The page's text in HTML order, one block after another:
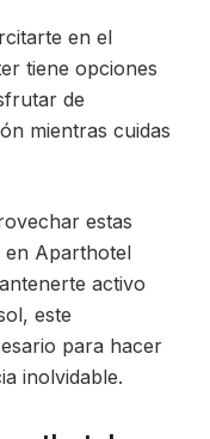
en el
tiene opciones
de
mientras cuidas
estas
en Aparthotel
activo
este
para hacer
inolvidable.